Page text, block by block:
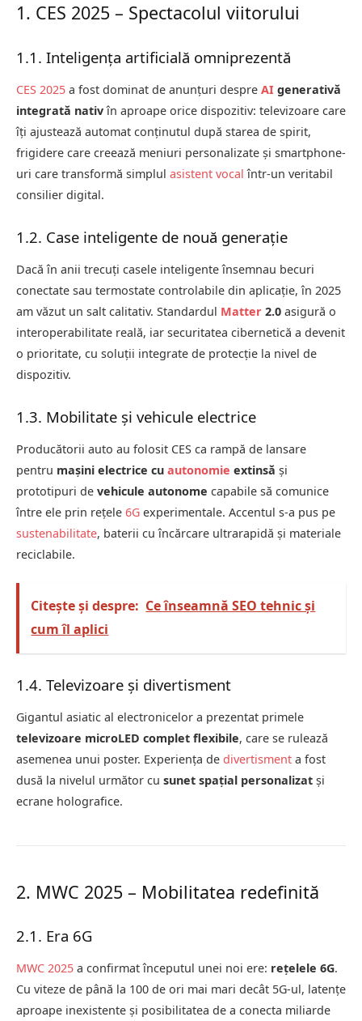
1. CES 2025 – Spectacolul viitorului
1.1. Inteligența artificială omniprezentă
CES 2025 a fost dominat de anunțuri despre AI generativă
integrată nativîn aproape orice dispozitiv: televizoare care
îți ajustează automat conținutul după starea de spirit,
frigidere care creează meniuri personalizate și smartphone-
uri care transformă simplul asistent vocal într-un veritabil
consilier digital.
1.2. Case inteligente de nouă generație
Dacă în anii trecuți casele inteligente însemnau becuri
conectate sau termostate controlabile din aplicație, în 2025
am văzut un salt calitativ. Standardul Matter 2.0 asigură o
interoperabilitate reală, iar securitatea cibernetică a devenit
o prioritate, cu soluții integrate de protecție la nivel de
dispozitiv.
1.3. Mobilitate și vehicule electrice
Producătorii auto au folosit CES ca rampă de lansare
pentru mașini electrice cu autonomie extinsă și
prototipuri de vehicule autonome capabile să comunice
între ele prin rețele 6G experimentale. Accentul s-a pus pe
sustenabilitate, baterii cu încărcare ultrarapidă și materiale
reciclabile.
Citește și despre: Ce înseamnă SEO tehnic și
cum îl aplici
1.4. Televizoare și divertisment
Gigantul asiatic al electronicelor a prezentat primele
televizoare microLED complet flexibile, care se rulează
asemenea unui poster. Experiența de divertisment a fost
dusă la nivelul următor cu sunet spațial personalizat și
ecrane holografice.
2. MWC 2025 – Mobilitatea redefinită
2.1. Era 6G
MWC 2025 a confirmat începutul unei noi ere: rețelele 6G.
Cu viteze de până la 100 de ori mai mari decât 5G-ul, latențe
aproape inexistente și posibilitatea de a conecta miliarde